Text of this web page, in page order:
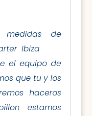
medidas de
Ibiza
el equipo de
que tu y los
haceros
estamos